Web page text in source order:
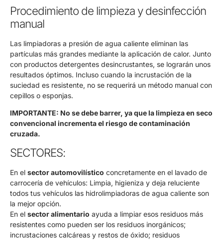
Procedimiento de limpieza y desinfección
manual
Las limpiadoras a presión de agua caliente eliminan las
partículas más grandes mediante la aplicación de calor. Junto
con productos detergentes desincrustantes, se lograrán unos
resultados óptimos. Incluso cuando la incrustación de la
suciedad es resistente, no se requerirá un método manual con
cepillos o esponjas.
IMPORTANTE: No se debe barrer, ya que la limpieza en seco
convencional incrementa el riesgo de contaminación
cruzada.
SECTORES:
En el sector automovilístico concretamente en el lavado de
carrocería de vehículos: Limpia, higieniza y deja reluciente
todos tus vehículos las hidrolimpiadoras de agua caliente son
la mejor opción.
En el sector alimentario ayuda a limpiar esos residuos más
resistentes como pueden ser los residuos inorgánicos;
incrustaciones calcáreas y restos de óxido; residuos